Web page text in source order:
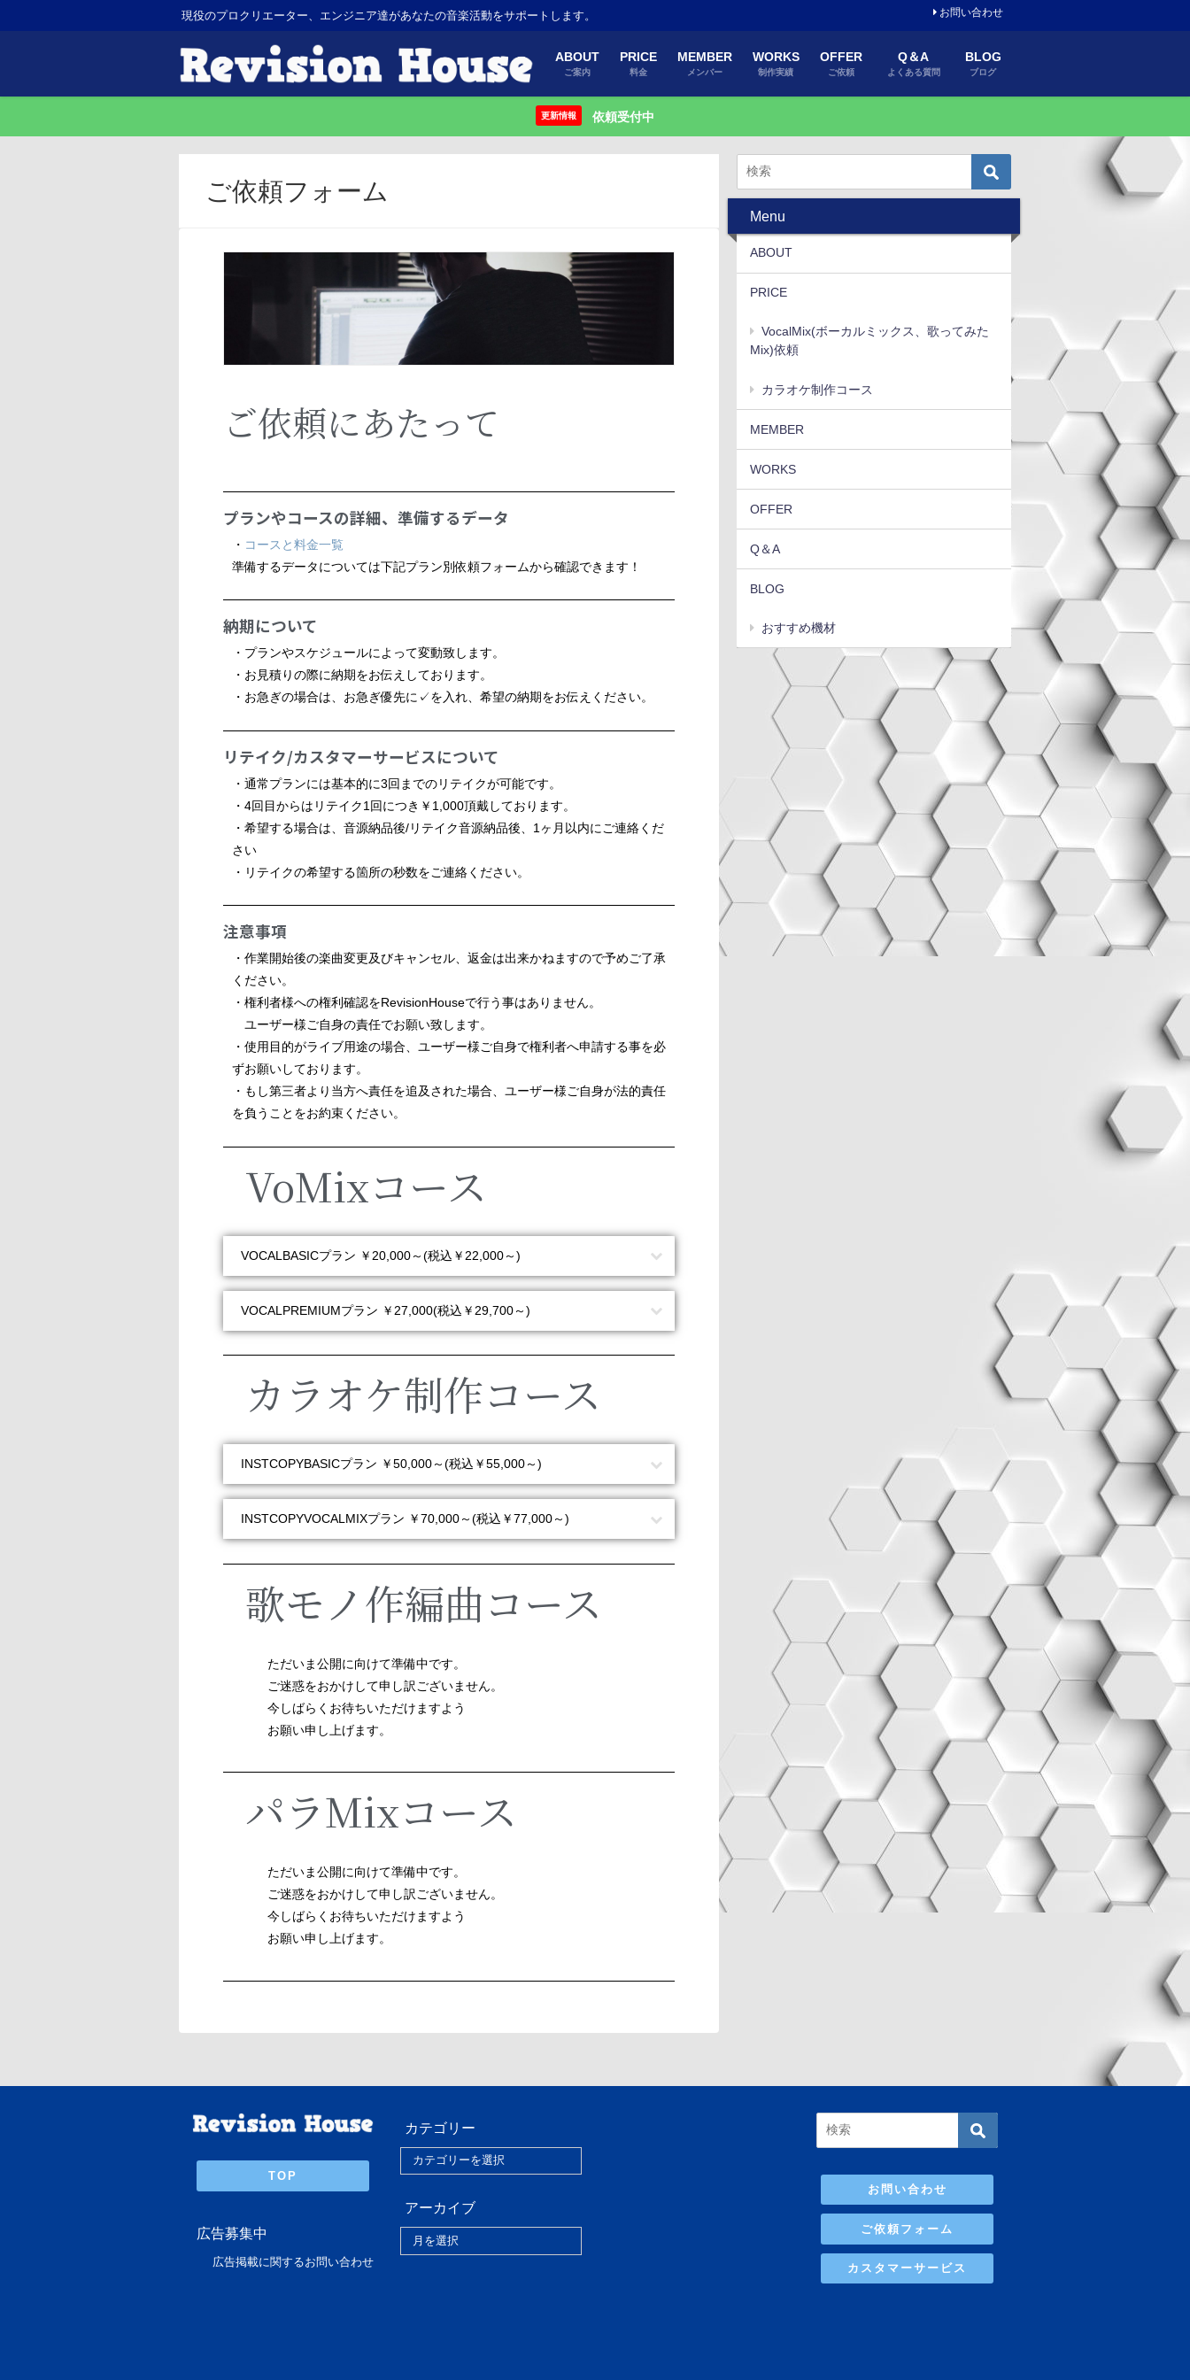
現役のプロクリエーター、エンジニア達があなたの音楽活動をサポートします。 お問い合わせ
ABOUT
ご案内
PRICE
料金
MEMBER
メンバー
WORKS
制作実績
OFFER
ご依頼
Q＆A
よくある質問
BLOG
ブログ
更新情報 依頼受付中
ご依頼フォーム
ご依頼にあたって
プランやコースの詳細、準備するデータ
・ コースと料金一覧
準備するデータについては下記プラン別依頼フォームから確認できます！
納期について
・プランやスケジュールによって変動致します。
・お見積りの際に納期をお伝えしております。
・お急ぎの場合は、お急ぎ優先に✓を入れ、希望の納期をお伝えください。
リテイク/カスタマーサービスについて
・通常プランには基本的に3回までのリテイクが可能です。
・4回目からはリテイク1回につき￥1,000頂戴しております。
・希望する場合は、音源納品後/リテイク音源納品後、1ヶ月以内にご連絡くだ
さい
・リテイクの希望する箇所の秒数をご連絡ください。
注意事項
・作業開始後の楽曲変更及びキャンセル、返金は出来かねますので予めご了承
ください。
・権利者様への権利確認をRevisionHouseで行う事はありません。
ユーザー様ご自身の責任でお願い致します。
・使用目的がライブ用途の場合、ユーザー様ご自身で権利者へ申請する事を必
ずお願いしております。
・もし第三者より当方へ責任を追及された場合、ユーザー様ご自身が法的責任
を負うことをお約束ください。
VoMixコース
VOCALBASICプラン ￥20,000～(税込￥22,000～)
VOCALPREMIUMプラン ￥27,000(税込￥29,700～)
カラオケ制作コース
INSTCOPYBASICプラン ￥50,000～(税込￥55,000～)
INSTCOPYVOCALMIXプラン ￥70,000～(税込￥77,000～)
歌モノ作編曲コース
ただいま公開に向けて準備中です。
ご迷惑をおかけして申し訳ございません。
今しばらくお待ちいただけますよう
お願い申し上げます。
パラMixコース
ただいま公開に向けて準備中です。
ご迷惑をおかけして申し訳ございません。
今しばらくお待ちいただけますよう
お願い申し上げます。
Menu
ABOUT
PRICE
VocalMix(ボーカルミックス、歌ってみた
Mix)依頼
カラオケ制作コース
MEMBER
WORKS
OFFER
Q＆A
BLOG
おすすめ機材
TOP
広告募集中
広告掲載に関するお問い合わせ
カテゴリー
アーカイブ
お問い合わせ
ご依頼フォーム
カスタマーサービス